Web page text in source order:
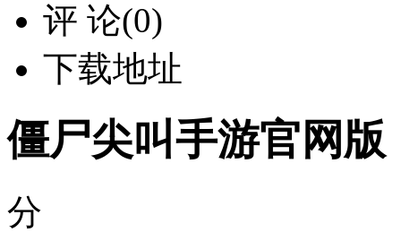
评 论(0)
下载地址
僵尸尖叫手游官网版
分